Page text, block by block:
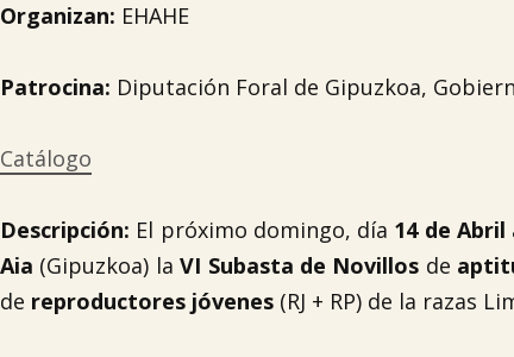
Organizan: EHAHE
Patrocina: Diputación Foral de Gipuzkoa,
Catálogo
Descripción: El próximo domingo, día 14 de Abril
Aia (Gipuzkoa) laVI Subasta de Novillos de
de reproductores jóvenes (RJ + RP) de la razas